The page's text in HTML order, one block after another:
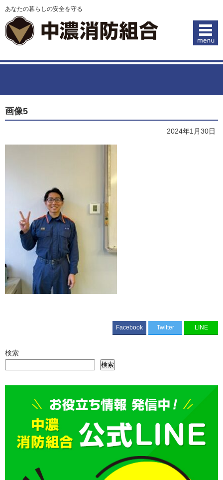
あなたの暮らしの安全を守る
画像5
2024年1月30日
Facebook Twitter LINE
検索
検索